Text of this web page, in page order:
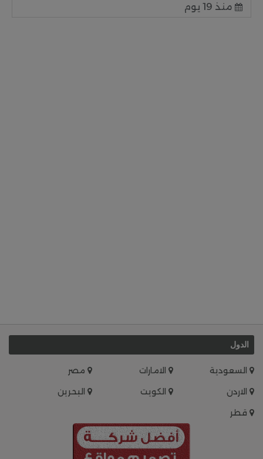
منذ 19 يوم
الدول
السعودية الامارات
مصر
الاردن
الكويت
البحرين
قطر